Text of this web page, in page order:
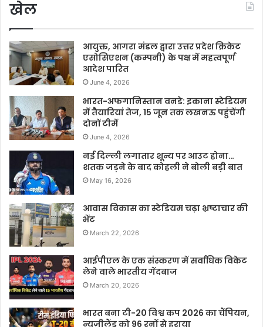
खेल
आयुक्त, आगरा मंडल द्वारा उत्तर प्रदेश क्रिकेट
एसोसिएशन (कम्पनी) के पक्ष में महत्वपूर्ण
आदेश पारित
June 4, 2026
भारत-अफगानिस्तान वनडे: इकाना स्टेडियम
में तैयारियां तेज, 15 जून तक लखनऊ पहुंचेंगी
दोनों टीमें
June 4, 2026
नई दिल्ली लगातार शून्य पर आउट होना…
शतक जड़ने के बाद कोहली ने बोली बड़ी बात
May 16, 2026
आवास विकास का स्टेडियम चढ़ा भ्रष्टाचार की
भेंट
March 22, 2026
आईपीएल के एक संस्करण में सर्वाधिक विकेट
लेने वाले भारतीय गेंदबाज
March 20, 2026
भारत बना टी-20 विश्व कप 2026 का चैंपियन,
न्यूज़ीलैंड को 96 रनों से हराया